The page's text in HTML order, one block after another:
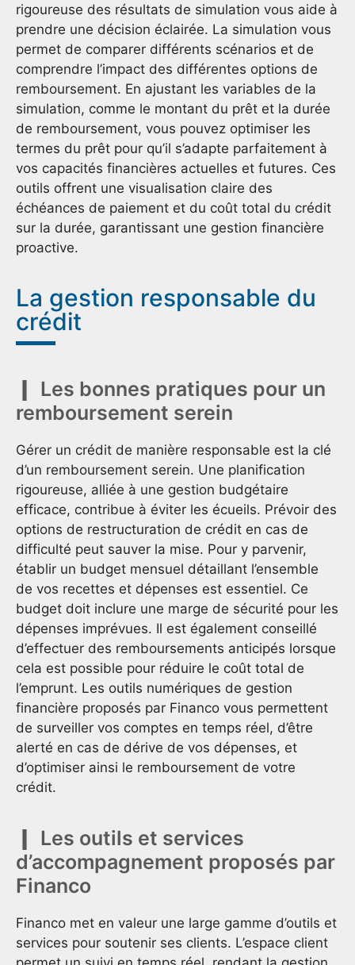
rigoureuse des résultats de simulation vous aide à
prendre une décision éclairée. La simulation vous
permet de comparer différents scénarios et de
comprendre l’impact des différentes options de
remboursement. En ajustant les variables de la
simulation, comme le montant du prêt et la durée
de remboursement, vous pouvez optimiser les
termes du prêt pour qu’il s’adapte parfaitement à
vos capacités financières actuelles et futures. Ces
outils offrent une visualisation claire des
échéances de paiement et du coût total du crédit
sur la durée, garantissant une gestion financière
proactive.
La gestion responsable du
crédit
Les bonnes pratiques pour un
remboursement serein
Gérer un crédit de manière responsable est la clé
d’un remboursement serein. Une planification
rigoureuse, alliée à une gestion budgétaire
efficace, contribue à éviter les écueils. Prévoir des
options de restructuration de crédit en cas de
difficulté peut sauver la mise. Pour y parvenir,
établir un budget mensuel détaillant l’ensemble
de vos recettes et dépenses est essentiel. Ce
budget doit inclure une marge de sécurité pour les
dépenses imprévues. Il est également conseillé
d’effectuer des remboursements anticipés lorsque
cela est possible pour réduire le coût total de
l’emprunt. Les outils numériques de gestion
financière proposés par Financo vous permettent
de surveiller vos comptes en temps réel, d’être
alerté en cas de dérive de vos dépenses, et
d’optimiser ainsi le remboursement de votre
crédit.
Les outils et services
d’accompagnement proposés par
Financo
Financo met en valeur une large gamme d’outils et
services pour soutenir ses clients. L’espace client